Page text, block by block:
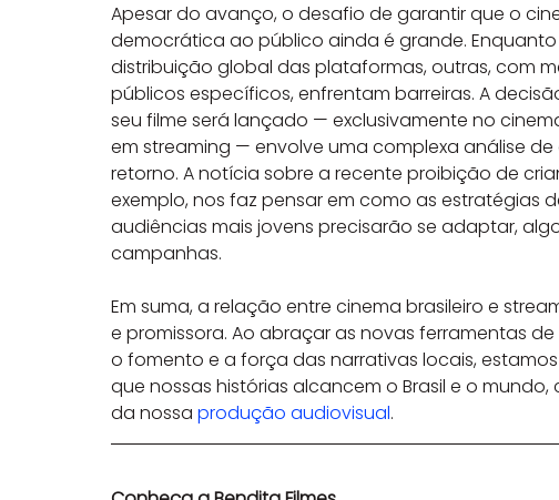
Apesar do avanço, o desafio de garantir que o
democrática ao público ainda é grande.
distribuição global das plataformas, outras, com
públicos específicos, enfrentam barreiras. A
seu filme será lançado — exclusivamente no
em streaming — envolve uma complexa análise
retorno. A notícia sobre a recente proibição de
exemplo, nos faz pensar em como as estratégias
audiências mais jovens precisarão se adaptar,
campanhas.
Em suma, a relação entre cinema brasileiro e
e promissora. Ao abraçar as novas ferramentas
o fomento e a força das narrativas locais,
que nossas histórias alcancem o Brasil e o
da nossa produção audiovisual.